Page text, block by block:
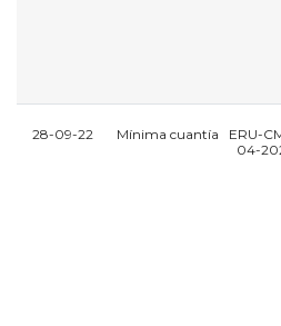
28-09-22 Mínima cuantía
ERU-
04-